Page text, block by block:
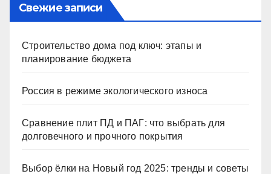
Свежие записи
Строительство дома под ключ: этапы и
планирование бюджета
Россия в режиме экологического износа
Сравнение плит ПД и ПАГ: что выбрать для
долговечного и прочного покрытия
Выбор ёлки на Новый год 2025: тренды и советы